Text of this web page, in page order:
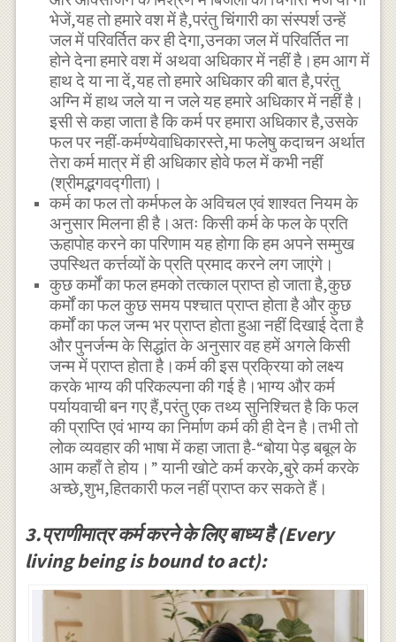
भेजें,यह तो हमारे वश में है,परंतु चिंगारी का संस्पर्श उन्हें
जल में परिवर्तित कर ही देगा,उनका जल में परिवर्तित ना
होने देना हमारे वश में अथवा अधिकार में नहीं है।हम आग में
हाथ दे या ना दें,यह तो हमारे अधिकार की बात है,परंतु
अग्नि में हाथ जले या न जले यह हमारे अधिकार में नहीं है।
इसी से कहा जाता है कि कर्म पर हमारा अधिकार है,उसके
फल पर नहीं-कर्मण्येवाधिकारस्ते,मा फलेषु कदाचन अर्थात
तेरा कर्म मात्र में ही अधिकार होवे फल में कभी नहीं
(श्रीमद्भगवद्गीता)।
कर्म का फल तो कर्मफल के अविचल एवं शाश्वत नियम के
अनुसार मिलना ही है।अतः किसी कर्म के फल के प्रति
ऊहापोह करने का परिणाम यह होगा कि हम अपने सम्मुख
उपस्थित कर्त्तव्यों के प्रति प्रमाद करने लग जाएंगे।
कुछ कर्मों का फल हमको तत्काल प्राप्त हो जाता है,कुछ
कर्मों का फल कुछ समय पश्चात प्राप्त होता है और कुछ
कर्मों का फल जन्म भर प्राप्त होता हुआ नहीं दिखाई देता है
और पुनर्जन्म के सिद्धांत के अनुसार वह हमें अगले किसी
जन्म में प्राप्त होता है।कर्म की इस प्रक्रिया को लक्ष्य
करके भाग्य की परिकल्पना की गई है।भाग्य और कर्म
पर्यायवाची बन गए हैं,परंतु एक तथ्य सुनिश्चित है कि फल
की प्राप्ति एवं भाग्य का निर्माण कर्म की ही देन है।तभी तो
लोक व्यवहार की भाषा में कहा जाता है-“बोया पेड़ बबूल के
आम कहाँ ते होय।” यानी खोटे कर्म करके,बुरे कर्म करके
अच्छे,शुभ,हितकारी फल नहीं प्राप्त कर सकते हैं।
3.प्राणीमात्र कर्म करने के लिए बाध्य है (Every
living being is bound to act):